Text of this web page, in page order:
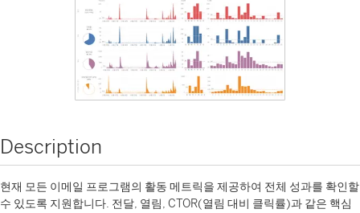
Description
현재 모든 이메일 프로그램의 활동 메트릭을 제공하여 전체 성과를 확인할
수 있도록 지원합니다. 전달, 열림, CTOR(열림 대비 클릭률)과 같은 핵심